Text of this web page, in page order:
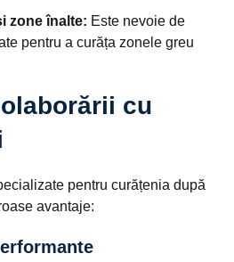
zone înalte: Este nevoie de
pentru a curăța zonele greu
cu
pentru curățenia după
avantaje: